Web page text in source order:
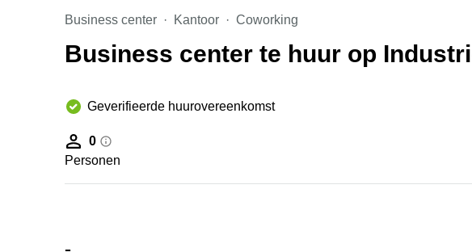
Business center Kantoor Coworking
Business center te huur op
Geverifieerde huurovereenkomst
0
Personen